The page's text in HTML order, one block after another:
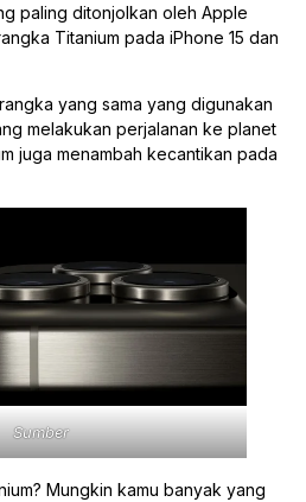
paling ditonjolkan oleh Apple
Titanium pada iPhone 15 dan
yang sama yang digunakan
melakukan perjalanan ke planet
juga menambah kecantikan pada
Sumber
Mungkin kamu banyak yang